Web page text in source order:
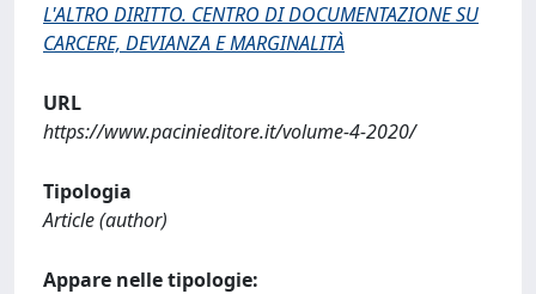
L'ALTRO DIRITTO. CENTRO DI DOCUMENTAZIONE SU
CARCERE, DEVIANZA E MARGINALITÀ
URL
https://www.pacinieditore.it/volume-4-2020/
Tipologia
Article (author)
Appare nelle tipologie: